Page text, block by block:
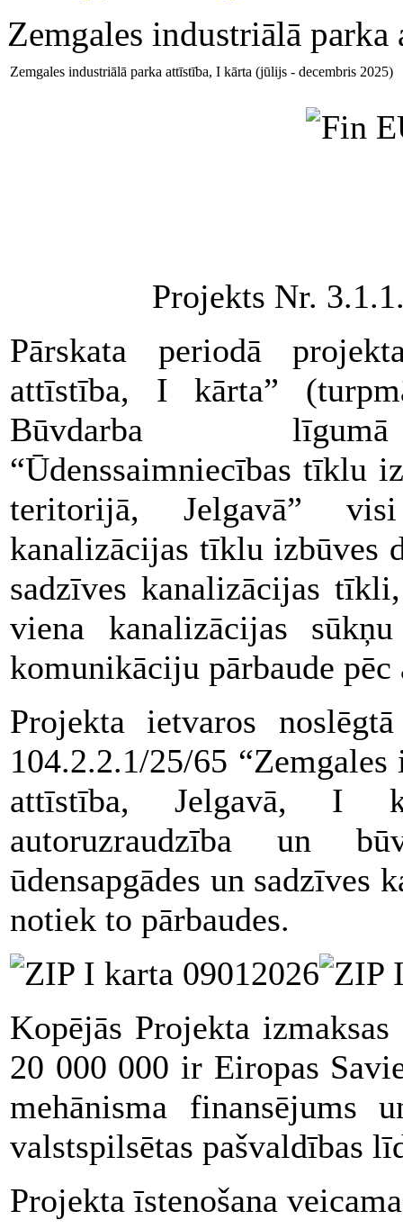
Zemgales industriālā
Zemgales industriālā parka attīstība, I kārta (jūlijs - decembris 2025)
Projekts Nr.
Pārskata periodā
attīstība, I kārta”
Būvdarba līgumā
“Ūdenssaimniecības tīklu
teritorijā, Jelgavā”
kanalizācijas tīklu izbūves
sadzīves kanalizācijas
viena kanalizācijas
komunikāciju pārbaude
Projekta ietvaros
104.2.2.1/25/65
attīstība, Jelgavā, I
autoruzraudzība un
ūdensapgādes un
notiek to pārbaudes.
Kopējās Projekta
20 000 000 ir Eiropas
mehānisma
valstspilsētas pašvaldības
Projekta īstenošana